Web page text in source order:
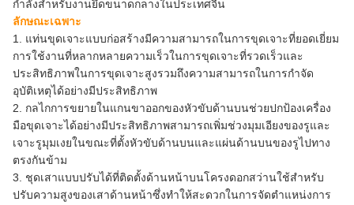
กำลังสำหรับงานยึดขนาดกลางในประเทศจีน
ลักษณะเฉพาะ
1. แท่นขุดเจาะแบบก่อสร้างมีความสามารถในการขุดเจาะที่ยอดเยี่ยม
การใช้งานที่หลากหลายความเร็วในการขุดเจาะที่รวดเร็วและ
ประสิทธิภาพในการขุดเจาะสูงรวมถึงความสามารถในการกำจัด
อุบัติเหตุได้อย่างมีประสิทธิภาพ
2. กลไกการขยายในแกนขาออกของหัวขับด้านบนช่วยปกป้องเครื่อง
มือขุดเจาะได้อย่างมีประสิทธิภาพสามารถเพิ่มช่วงมุมเอียงของรูและ
เจาะรูมุมเงยในขณะที่ตั้งหัวขับด้านบนและแผ่นด้านบนของรูไปทาง
ตรงกันข้าม
3. ชุดเสาแบบปรับได้ที่ติดตั้งด้านหน้าบนโครงดอกสว่านใช้สำหรับ
ปรับความสูงของเสาด้านหน้าซึ่งทำให้สะดวกในการจัดตำแหน่งการ